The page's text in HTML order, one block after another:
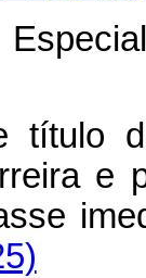
título
e